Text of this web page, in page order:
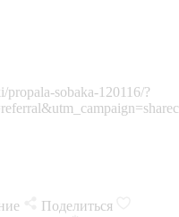
sobaka-120116/?
Поделиться